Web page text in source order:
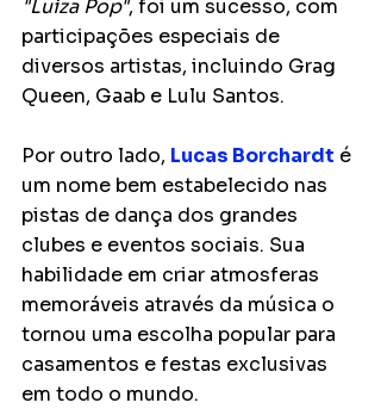
"Luiza Pop", foi um sucesso, com
participações especiais de
diversos artistas, incluindo Grag
Queen, Gaab e Lulu Santos.
Por outro lado, Lucas Borchardt é
um nome bem estabelecido nas
pistas de dança dos grandes
clubes e eventos sociais. Sua
habilidade em criar atmosferas
memoráveis através da música o
tornou uma escolha popular para
casamentos e festas exclusivas
em todo o mundo.